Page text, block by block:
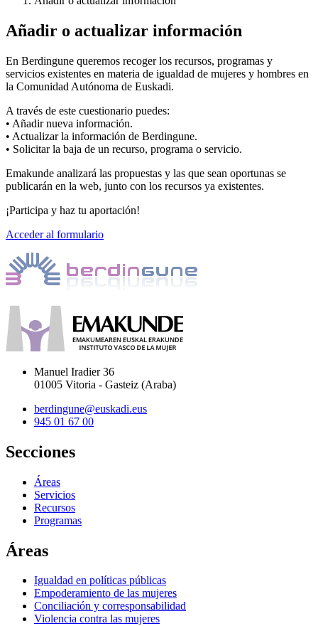
Añadir o actualizar información
En Berdingune queremos recoger los recursos, programas y
servicios existentes en materia de igualdad de mujeres y hombres en
la Comunidad Autónoma de Euskadi.
A través de este cuestionario puedes:
• Añadir nueva información.
• Actualizar la información de Berdingune.
• Solicitar la baja de un recurso, programa o servicio.
Emakunde analizará las propuestas y las que sean oportunas se
publicarán en la web, junto con los recursos ya existentes.
¡Participa y haz tu aportación!
Acceder al formulario
Manuel Iradier 36
01005 Vitoria - Gasteiz (Araba)
berdingune@euskadi.eus
945 01 67 00
Secciones
Áreas
Servicios
Recursos
Programas
Áreas
Igualdad en políticas públicas
Empoderamiento de las mujeres
Conciliación y corresponsabilidad
Violencia contra las mujeres